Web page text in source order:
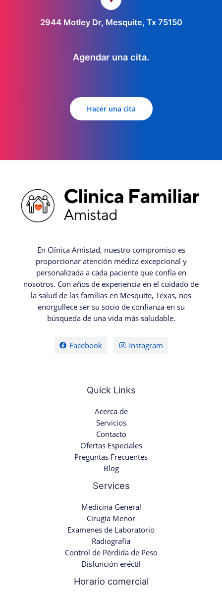
2944 Motley Dr, Mesquite, Tx 75150
Agendar una cita.
Hacer una cita
En Clínica Amistad, nuestro compromiso es
proporcionar atención médica excepcional y
personalizada a cada paciente que confía en
nosotros. Con años de experiencia en el cuidado de
la salud de las familias en Mesquite, Texas, nos
enorgullece ser su socio de confianza en su
búsqueda de una vida más saludable.
Facebook Instagram
Quick Links
Acerca de
Servicios
Contacto
Ofertas Especiales
Preguntas Frecuentes
Blog
Services
Medicina General
Cirugia Menor
Examenes de Laboratorio
Radiografia
Control de Pérdida de Peso
Disfunción eréctil
Horario comercial